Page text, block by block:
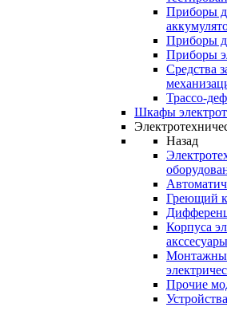
Приборы
Приборы
Приборы
Средства
Трассо-
Шкафы
Назад
Греющий
Корпуса
Прочие